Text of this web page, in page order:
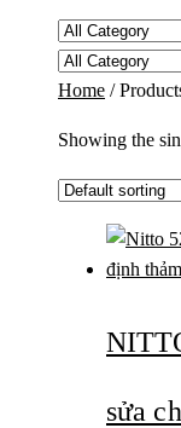
Home /
Showing the
sửa